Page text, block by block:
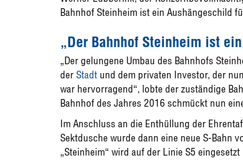
Bahnhof Steinheim ist ein Aushängeschild
„Der Bahnhof Steinheim ist
„Der gelungene Umbau des Bahnhofs
derStadt und dem privaten Investor, der
war hervorragend“, lobte der zuständige
Bahnhof des Jahres 2016 schmückt nun
Im Anschluss an die Enthüllung der
Sektdusche wurde dann eine neue S-Bahn
„Steinheim“ wird auf der Linie S5